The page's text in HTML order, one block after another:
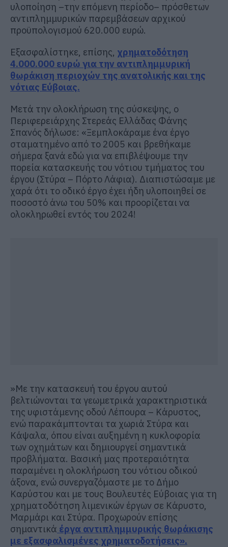
υλοποίηση –την επόμενη περίοδο– πρόσθετων
αντιπλημμυρικών παρεμβάσεων αρχικού
προϋπολογισμού 620.000 ευρώ.
Εξασφαλίστηκε, επίσης, χρηματοδότηση
4.000.000 ευρώ για την αντιπλημμυρική
θωράκιση περιοχών της ανατολικής και της
νότιας Εύβοιας.
Μετά την ολοκλήρωση της σύσκεψης, ο
Περιφερειάρχης Στερεάς Ελλάδας Φάνης
Σπανός δήλωσε: «Ξεμπλοκάραμε ένα έργο
σταματημένο από το 2005 και βρεθήκαμε
σήμερα ξανά εδώ για να επιβλέψουμε την
πορεία κατασκευής του νότιου τμήματος του
έργου (Στύρα – Πόρτο Λάφια). Διαπιστώσαμε με
χαρά ότι το οδικό έργο έχει ήδη υλοποιηθεί σε
ποσοστό άνω του 50% και προορίζεται να
ολοκληρωθεί εντός του 2024!
»Με την κατασκευή του έργου αυτού
βελτιώνονται τα γεωμετρικά χαρακτηριστικά
της υφιστάμενης οδού Λέπουρα – Κάρυστος,
ενώ παρακάμπτονται τα χωριά Στύρα και
Κάψαλα, όπου είναι αυξημένη η κυκλοφορία
των οχημάτων και δημιουργεί σημαντικά
προβλήματα. Βασική μας προτεραιότητα
παραμένει η ολοκλήρωση του νότιου οδικού
άξονα, ενώ συνεργαζόμαστε με το Δήμο
Καρύστου και με τους Βουλευτές Εύβοιας για τη
χρηματοδότηση λιμενικών έργων σε Κάρυστο,
Μαρμάρι και Στύρα. Προχωρούν επίσης
σημαντικά έργα αντιπλημμυρικής θωράκισης
με εξασφαλισμένες χρηματοδοτήσεις».